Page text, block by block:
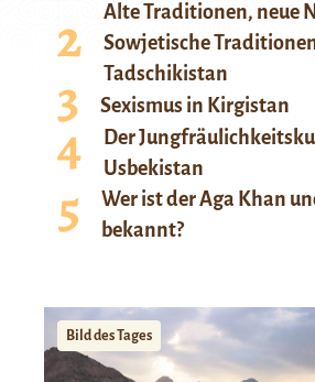
Alte Traditionen, neue
Sowjetische
Tadschikistan
Sexismus in Kirgistan
Der
Usbekistan
Wer ist der Aga Khan
bekannt?
Bild des Tages